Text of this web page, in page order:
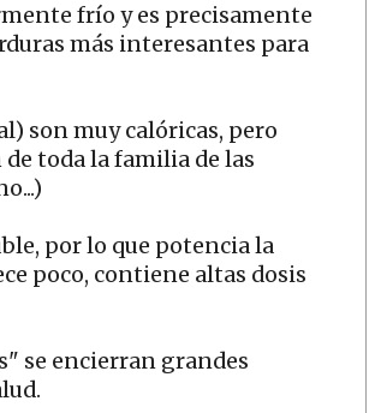
frío y es precisamente
más interesantes para
son muy calóricas, pero
toda la familia de las
por lo que potencia la
poco, contiene altas dosis
se encierran grandes